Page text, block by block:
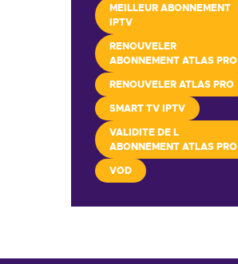
MEILLEUR ABONNEMENT
IPTV
RENOUVELER
ABONNEMENT ATLAS PRO
RENOUVELER ATLAS PRO
SMART TV IPTV
VALIDITE DE L
ABONNEMENT ATLAS PRO
VOD